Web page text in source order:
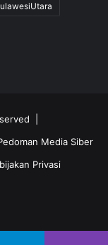
|
Media Siber
Privasi